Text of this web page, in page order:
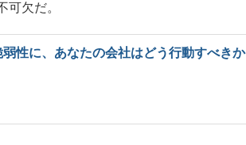
可欠だ。
性に、あなたの会社はどう行動すべきか